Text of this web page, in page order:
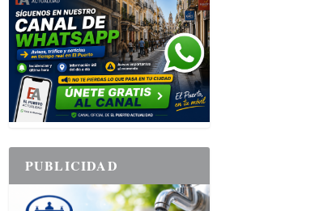
PUBLICIDAD